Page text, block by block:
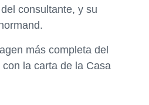
consultante, y su
más completa del
la carta de la Casa